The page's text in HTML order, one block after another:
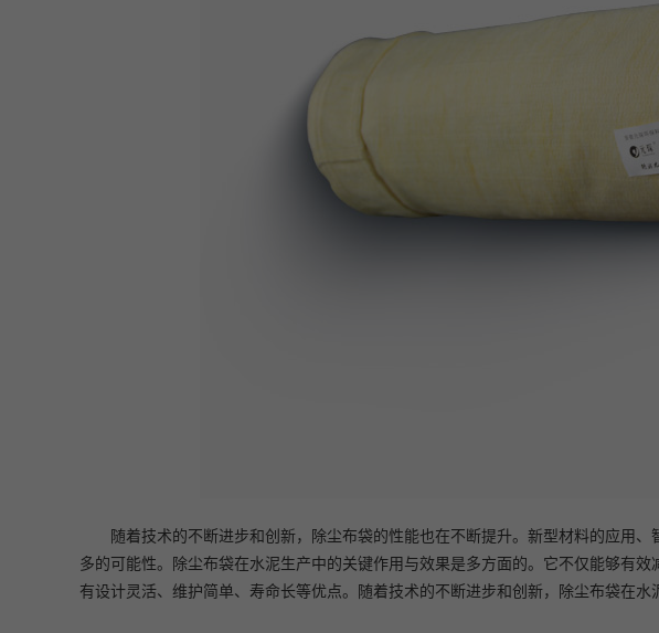
随着技术的不断进步和创新，除尘布袋的性能也在不断提升。新型材料的应用
多的可能性。 除尘布袋在水泥生产中的关键作用与效果是多方面的。它不仅能够有
有设计灵活、维护简单、寿命长等优点。随着技术的不断进步和创新，除尘布袋在水